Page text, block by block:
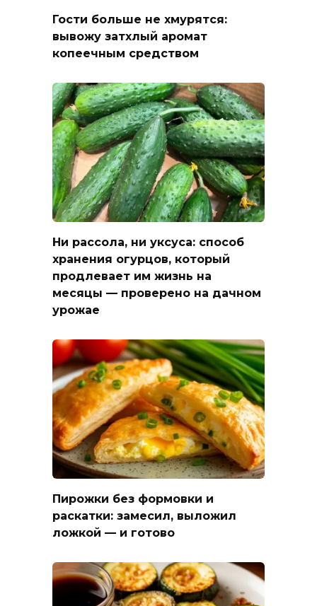
Гости больше не хмурятся:
вывожу затхлый аромат
копеечным средством
Ни рассола, ни уксуса: способ
хранения огурцов, который
продлевает им жизнь на
месяцы — проверено на дачном
урожае
Пирожки без формовки и
раскатки: замесил, выложил
ложкой — и готово